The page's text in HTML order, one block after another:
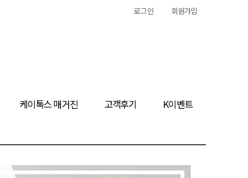
로그인 회원가입
케이톡스 매거진 고객후기 K이벤트